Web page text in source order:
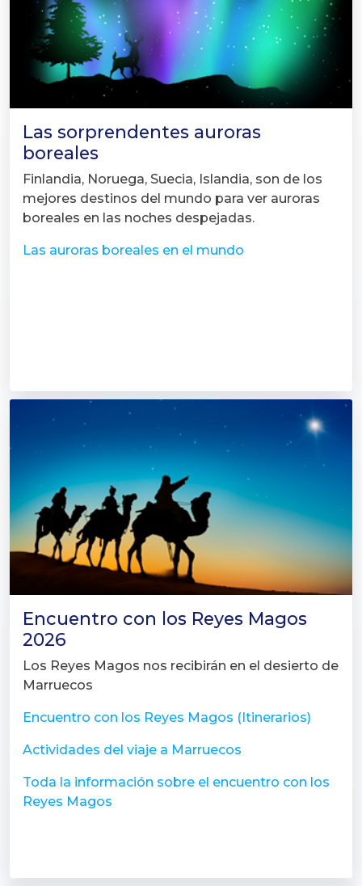
Las sorprendentes auroras
boreales
Finlandia, Noruega, Suecia, Islandia, son de los
mejores destinos del mundo para ver auroras
boreales en las noches despejadas.
Las auroras boreales en el mundo
Encuentro con los Reyes Magos
2026
Los Reyes Magos nos recibirán en el desierto de
Marruecos
Encuentro con los Reyes Magos (Itinerarios)
Actividades del viaje a Marruecos
Toda la información sobre el encuentro con los
Reyes Magos